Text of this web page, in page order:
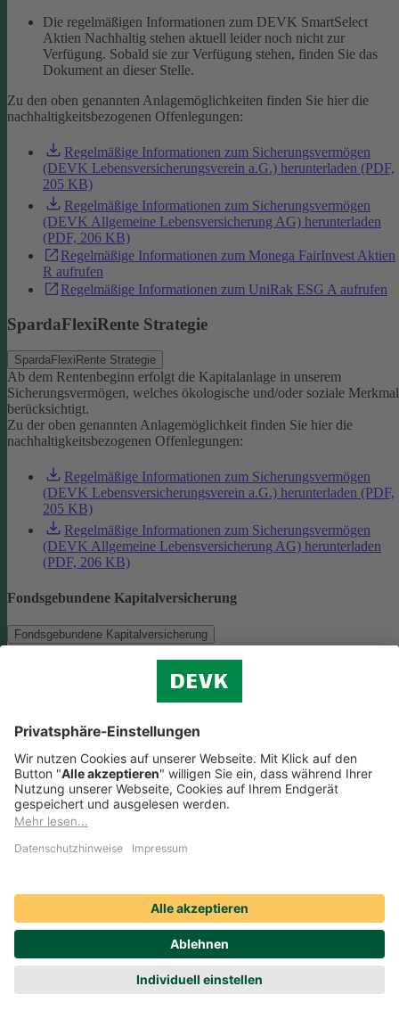
Die regelmäßigen Informationen zum DEVK SmartSelect
Aktien Nachhaltig stehen aktuell leider noch nicht zur
Verfügung. Sobald sie zur Verfügung stehen, finden Sie das
Dokument an dieser Stelle.
Zu den oben genannten Anlagemöglichkeiten finden Sie hier die
nachhaltigkeitsbezogenen Offenlegungen:
Regelmäßige Informationen zum Sicherungsvermögen
(DEVK Lebensversicherungsverein a.G.) herunterladen (PDF,
205 KB)
Regelmäßige Informationen zum Sicherungsvermögen
(DEVK Allgemeine Lebensversicherung AG) herunterladen
(PDF, 206 KB)
Regelmäßige Informationen zum Monega FairInvest Aktien
R aufrufen
Regelmäßige Informationen zum UniRak ESG A aufrufen
SpardaFlexiRente Strategie
SpardaFlexiRente Strategie
Ab dem Rentenbeginn erfolgt die Kapitalanlage in unserem
Sicherungsvermögen, welches ökologische und/oder soziale
berücksichtigt.
Zu der oben genannten Anlagemöglichkeit finden Sie hier die
nachhaltigkeitsbezogenen Offenlegungen:
Regelmäßige Informationen zum Sicherungsvermögen
(DEVK Lebensversicherungsverein a.G.) herunterladen (PDF,
205 KB)
Regelmäßige Informationen zum Sicherungsvermögen
(DEVK Allgemeine Lebensversicherung AG) herunterladen
(PDF, 206 KB)
Fondsgebundene Kapitalversicherung
Fondsgebundene Kapitalversicherung
Als Anlagemöglichkeit mit ökologischen und/oder sozialen
Zu der oben genannten Anlagemöglichkeit finden Sie hier die
nachhaltigkeitsbezogenen Offenlegungen:
Regelmäßige Informationen zum Monega FairInvest Aktien
R aufrufen
Weitere Rentenversicherungen (nicht fondsgebunden)
ökologische und/oder soziale Merkmale berücksichtigt.Zu der oben
genannten Anlagemöglichkeit finden Sie hier die
nachhaltigkeitsbezogenen Offenlegungen:
Regelmäßige Informationen zum Sicherungsvermögen
(DEVK Lebensversicherungsverein a.G.) herunterladen (PDF,
205 KB)